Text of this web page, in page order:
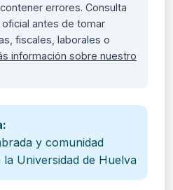
errores. Consulta
antes de tomar
fiscales, laborales o
información sobre nuestro
y comunidad
la Universidad de Huelva